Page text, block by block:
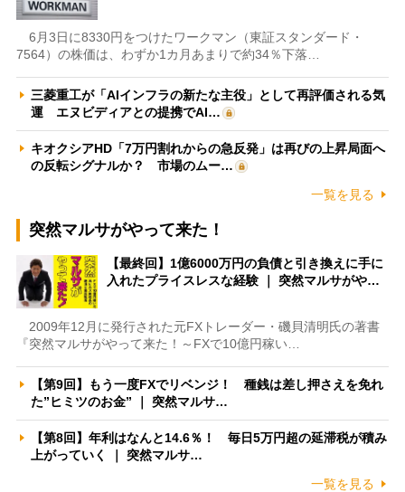
6月3日に8330円をつけたワークマン（東証スタンダード・
7564）の株価は、わずか1カ月あまりで約34％下落…
三菱重工が「AIインフラの新たな主役」として再評価される気
運 エヌビディアとの提携でAI…
キオクシアHD「7万円割れからの急反発」は再びの上昇局面へ
の反転シグナルか？ 市場のムー…
一覧を見る
突然マルサがやって来た！
【最終回】1億6000万円の負債と引き換えに手に
入れたプライスレスな経験 ｜ 突然マルサがや…
2009年12月に発行された元FXトレーダー・磯貝清明氏の著書
『突然マルサがやって来た！～FXで10億円稼い…
【第9回】もう一度FXでリベンジ！ 種銭は差し押さえを免れ
た”ヒミツのお金” ｜ 突然マルサ…
【第8回】年利はなんと14.6％！ 毎日5万円超の延滞税が積み
上がっていく ｜ 突然マルサ…
一覧を見る